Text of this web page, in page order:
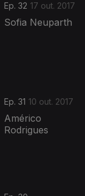
Ep. 32 17 out. 2017
Sofia Neuparth
Ep. 31 10 out. 2017
Américo
Rodrigues